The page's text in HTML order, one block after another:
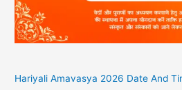
Hariyali Amavasya 2026 Date And Time